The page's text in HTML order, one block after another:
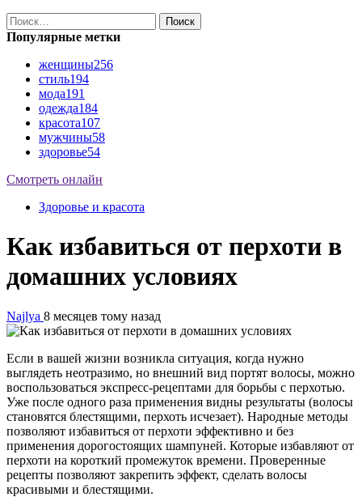
Найти:
Популярные метки
женщины256
стиль194
мода191
одежда184
красота107
мужчины58
здоровье54
Смотреть онлайн
Здоровье и красота
Как избавиться от перхоти в
домашних условиях
Najlya 8 месяцев тому назад
Если в вашей жизни возникла ситуация, когда нужно
выглядеть неотразимо, но внешний вид портят волосы, можно
воспользоваться экспресс-рецептами для борьбы с перхотью.
Уже после одного раза применения видны результаты (волосы
становятся блестящими, перхоть исчезает). Народные методы
позволяют избавиться от перхоти эффективно и без
применения дорогостоящих шампуней. Которые избавляют от
перхоти на короткий промежуток времени. Проверенные
рецепты позволяют закрепить эффект, сделать волосы
красивыми и блестящими.